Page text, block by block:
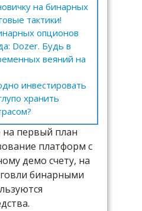
на бинарных
тактики!
опционов
Dozer. Будь в
веяний на
инвестировать
хранить
первый план
платформ с
демо счету, на
бинарными